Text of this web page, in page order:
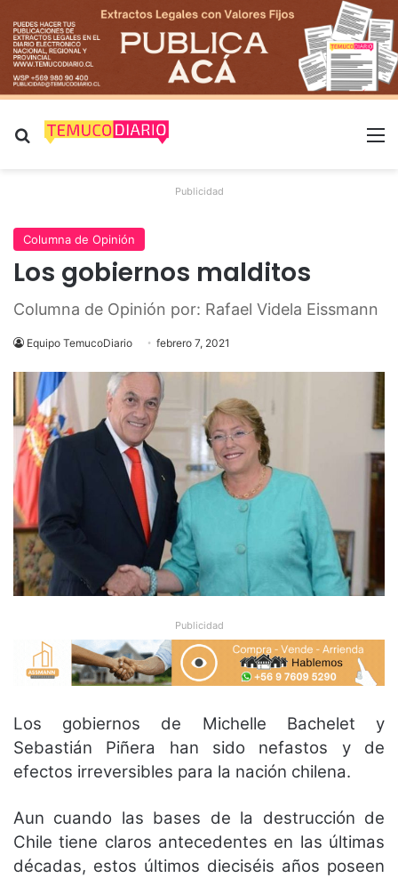
Buscar por
Publicidad
Columna de Opinión
Los gobiernos malditos
Columna de Opinión por: Rafael Videla Eissmann
Equipo TemucoDiario febrero 7, 2021
Publicidad
Los gobiernos de Michelle Bachelet y
Sebastián Piñera han sido nefastos y de
efectos irreversibles para la nación chilena.
Aun cuando las bases de la destrucción de
Chile tiene claros antecedentes en las últimas
décadas, estos últimos dieciséis años poseen